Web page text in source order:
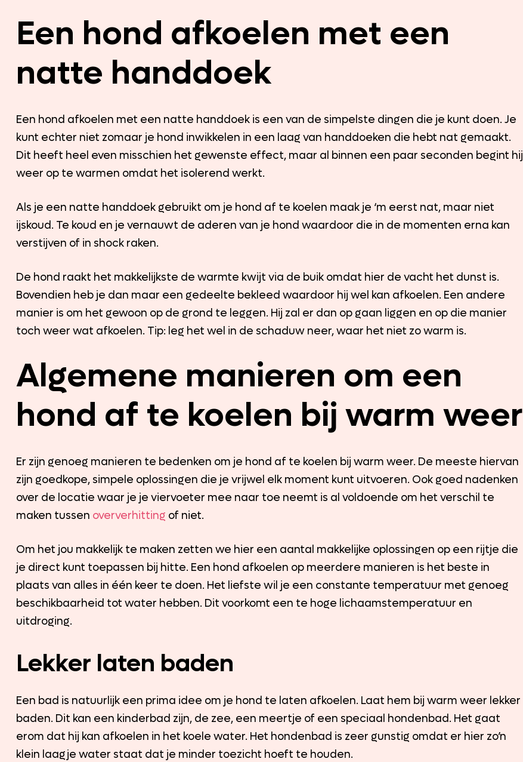
Een hond afkoelen met een
natte handdoek
Een hond afkoelen met een natte handdoek is een van de simpelste dingen die je kunt doen. Je
kunt echter niet zomaar je hond inwikkelen in een laag van handdoeken die hebt nat gemaakt.
Dit heeft heel even misschien het gewenste effect, maar al binnen een paar seconden begint hij
weer op te warmen omdat het isolerend werkt.
Als je een natte handdoek gebruikt om je hond af te koelen maak je ‘m eerst nat, maar niet
ijskoud. Te koud en je vernauwt de aderen van je hond waardoor die in de momenten erna kan
verstijven of in shock raken.
De hond raakt het makkelijkste de warmte kwijt via de buik omdat hier de vacht het dunst is.
Bovendien heb je dan maar een gedeelte bekleed waardoor hij wel kan afkoelen. Een andere
manier is om het gewoon op de grond te leggen. Hij zal er dan op gaan liggen en op die manier
toch weer wat afkoelen. Tip: leg het wel in de schaduw neer, waar het niet zo warm is.
Algemene manieren om een
hond af te koelen bij warm weer
Er zijn genoeg manieren te bedenken om je hond af te koelen bij warm weer. De meeste hiervan
zijn goedkope, simpele oplossingen die je vrijwel elk moment kunt uitvoeren. Ook goed nadenken
over de locatie waar je je viervoeter mee naar toe neemt is al voldoende om het verschil te
maken tussen oververhitting of niet.
Om het jou makkelijk te maken zetten we hier een aantal makkelijke oplossingen op een rijtje die
je direct kunt toepassen bij hitte. Een hond afkoelen op meerdere manieren is het beste in
plaats van alles in één keer te doen. Het liefste wil je een constante temperatuur met genoeg
beschikbaarheid tot water hebben. Dit voorkomt een te hoge lichaamstemperatuur en
uitdroging.
Lekker laten baden
Een bad is natuurlijk een prima idee om je hond te laten afkoelen. Laat hem bij warm weer lekker
baden. Dit kan een kinderbad zijn, de zee, een meertje of een speciaal hondenbad. Het gaat
erom dat hij kan afkoelen in het koele water. Het hondenbad is zeer gunstig omdat er hier zo’n
klein laagje water staat dat je minder toezicht hoeft te houden.